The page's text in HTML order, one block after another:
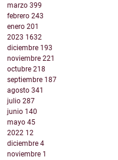
marzo 399
febrero 243
enero 201
2023 1632
diciembre 193
noviembre 221
octubre 218
septiembre 187
agosto 341
julio 287
junio 140
mayo 45
2022 12
diciembre 4
noviembre 1